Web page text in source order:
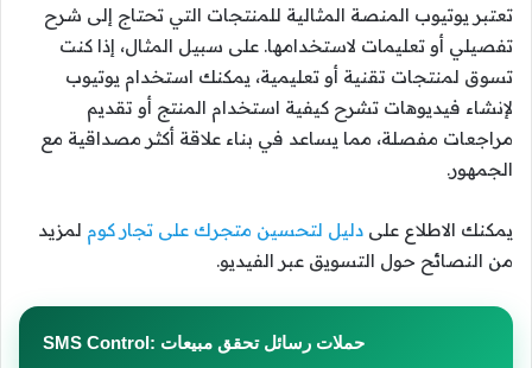
تعتبر يوتيوب المنصة المثالية للمنتجات التي تحتاج إلى شرح
تفصيلي أو تعليمات لاستخدامها. على سبيل المثال، إذا كنت
تسوق لمنتجات تقنية أو تعليمية، يمكنك استخدام يوتيوب
لإنشاء فيديوهات تشرح كيفية استخدام المنتج أو تقديم
مراجعات مفصلة، مما يساعد في بناء علاقة أكثر مصداقية مع
الجمهور.
يمكنك الاطلاع على دليل لتحسين متجرك على تجار كوم لمزيد
من النصائح حول التسويق عبر الفيديو.
SMS Control: حملات رسائل تحقق مبيعات